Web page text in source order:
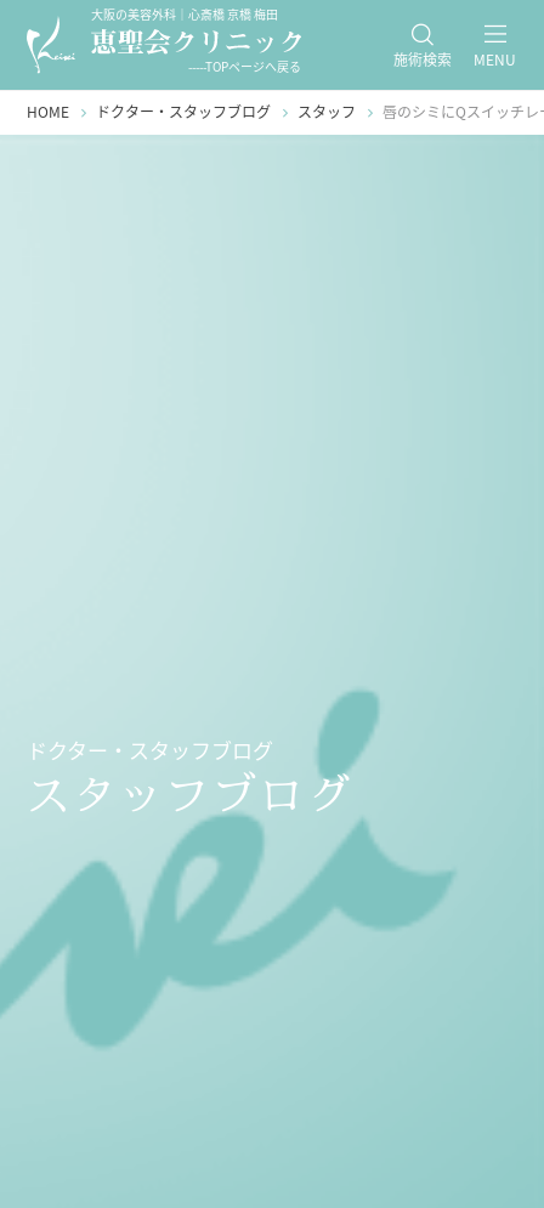
大阪の美容外科｜心斎橋 京橋 梅田
-----TOPページへ戻る 施術検索 MENU
HOME ドクター・スタッフブログ スタッフ 唇のシミにQスイッチレ
ドクター・スタッフブログ
スタッフブログ